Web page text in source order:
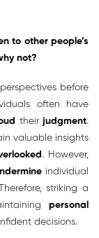
to other people’s
not?
before
often have
their judgment.
valuable insights
. However,
individual
striking a
personal
decisions.